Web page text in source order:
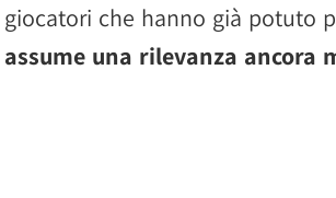
giocatori che hanno già potuto
assume una rilevanza ancora